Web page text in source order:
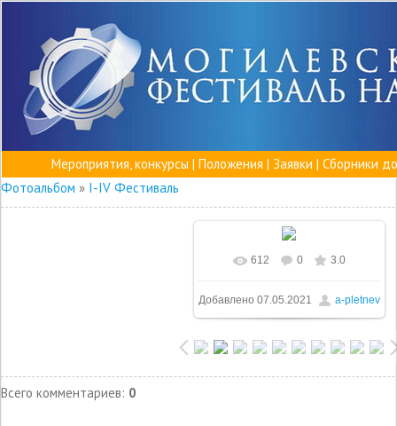
Мероприятия, конкурсы | Положения | Заявки | Сборники
Фотоальбом » I-IV Фестиваль
612 0 3.0
Добавлено 07.05.2021 a-pletnev
Всего комментариев: 0